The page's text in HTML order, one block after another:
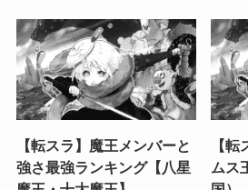
【転スラ】魔王メンバーと
強さ最強ランキング【八星
【
ムス